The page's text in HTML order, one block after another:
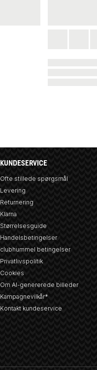
KUNDESERVICE
Ofte stillede spørgsmål
Levering
Returnering
Klarna
Størrelsesguide
Handelsbetingelser
clubhummel betingelser
Privatlivspolitik
Cookies
Om AI-genererede billeder
Kampagnevilkår*
Kontakt kundeservice